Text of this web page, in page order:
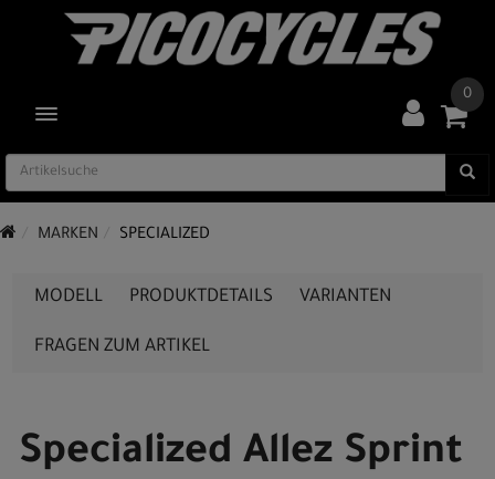
TOGGLE NAVIGATION
0
MARKEN SPECIALIZED
MODELL PRODUKTDETAILS VARIANTEN
FRAGEN ZUM ARTIKEL
Specialized Allez Sprint